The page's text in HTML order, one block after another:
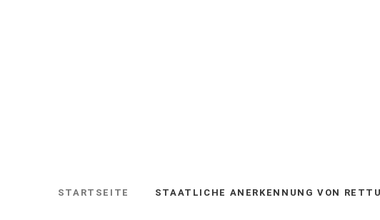
SIE
STARTSEITE STAATLICHE ANERKENNUNG VON